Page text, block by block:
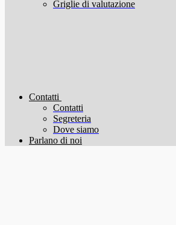
Griglie di valutazione
Contatti
Contatti
Segreteria
Dove siamo
Parlano di noi